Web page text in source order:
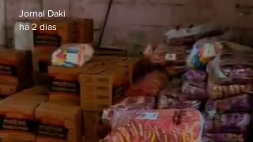
Jornal Daki
há 2 dias